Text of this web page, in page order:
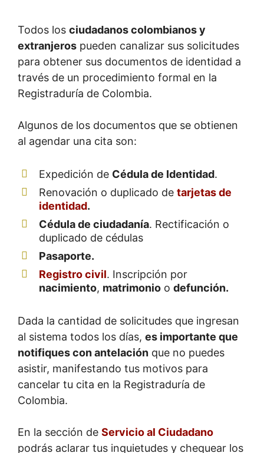
Todos los ciudadanos colombianos y
extranjeros pueden canalizar sus solicitudes
para obtener sus documentos de identidad a
través de un procedimiento formal en la
Registraduría de Colombia.
Algunos de los documentos que se obtienen
al agendar una cita son:
Expedición de Cédula de Identidad.
Renovación o duplicado de tarjetas de
identidad.
Cédula de ciudadanía. Rectificación o
duplicado de cédulas
Pasaporte.
Registro civil. Inscripción por
nacimiento, matrimonio o defunción.
Dada la cantidad de solicitudes que ingresan
al sistema todos los días, es importante que
notifiques con antelación que no puedes
asistir, manifestando tus motivos para
cancelar tu cita en la Registraduría de
Colombia.
En la sección de Servicio al Ciudadano
podrás aclarar tus inquietudes y chequear los